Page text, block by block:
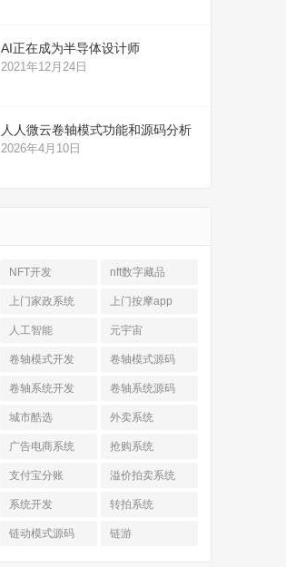
AI正在成为半导体设计师
2021年12月24日
人人微云卷轴模式功能和源码分析
2026年4月10日
NFT开发 nft数字藏品
上门家政系统 上门按摩app
人工智能 元宇宙
卷轴模式开发 卷轴模式源码
卷轴系统开发 卷轴系统源码
城市酷选 外卖系统
广告电商系统 抢购系统
支付宝分账 溢价拍卖系统
系统开发 转拍系统
链动模式源码 链游